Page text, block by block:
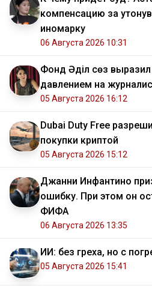
компенсацию за
иномарку
06 Августа 2026 10:31
Фонд Әділ сөз
давлением на
05 Августа 2026 16:12
Dubai Duty Free
покупки криптой
05 Августа 2026 15:12
Джанни Инфантино
ошибку. При этом он
ФИФА
06 Августа 2026 13:35
ИИ: без греха, но с
05 Августа 2026 15:41